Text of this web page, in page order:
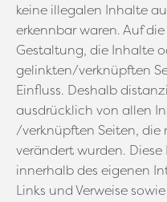
keine illegalen Inhalte
erkennbar waren. Auf
Gestaltung, die Inhalte
gelinkten/verknüpften
Einfluss. Deshalb
ausdrücklich von allen
/verknüpften Seiten, die
verändert wurden.
innerhalb des eigenen
Links und Verweise